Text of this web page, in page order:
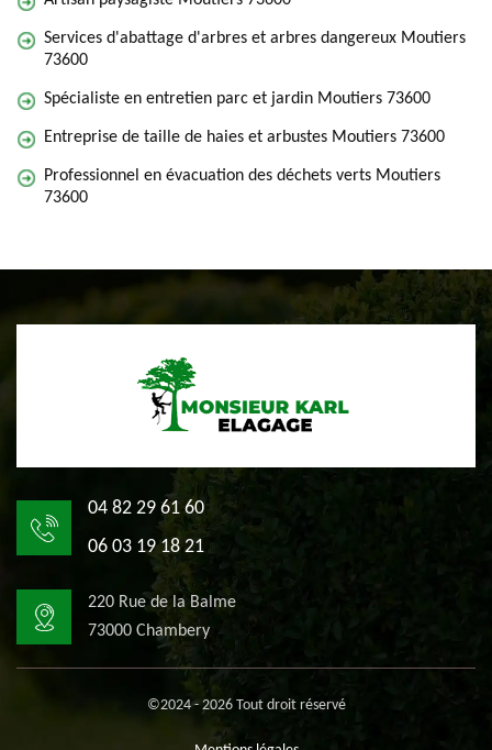
Services d'abattage d'arbres et arbres dangereux Moutiers
73600
Spécialiste en entretien parc et jardin Moutiers 73600
Entreprise de taille de haies et arbustes Moutiers 73600
Professionnel en évacuation des déchets verts Moutiers
73600
04 82 29 61 60
06 03 19 18 21
220 Rue de la Balme
73000 Chambery
©2024 - 2026 Tout droit réservé